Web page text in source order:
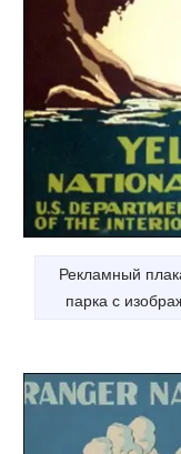
Рекламный
парка с